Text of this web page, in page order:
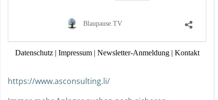
https://www.asconsulting.li/